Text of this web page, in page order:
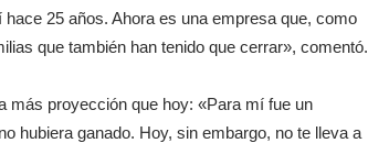
25 años. Ahora es una empresa que, como
que también han tenido que cerrar», comentó.
más proyección que hoy: «Para mí fue un
hubiera ganado. Hoy, sin embargo, no te lleva a